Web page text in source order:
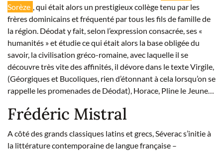
Sorèze , qui était alors un prestigieux collège tenu par les
frères dominicains et fréquenté par tous les fils de famille de
la région. Déodat y fait, selon l’expression consacrée, ses «
humanités » et étudie ce qui était alors la base obligée du
savoir, la civilisation gréco-romaine, avec laquelle il se
découvre très vite des affinités, il dévore dans le texte Virgile,
(Géorgiques et Bucoliques, rien d’étonnant à cela lorsqu’on se
rappelle les promenades de Déodat), Horace, Pline le Jeune…
Frédéric Mistral
A côté des grands classiques latins et grecs, Séverac s’initie à
la littérature contemporaine de langue française –